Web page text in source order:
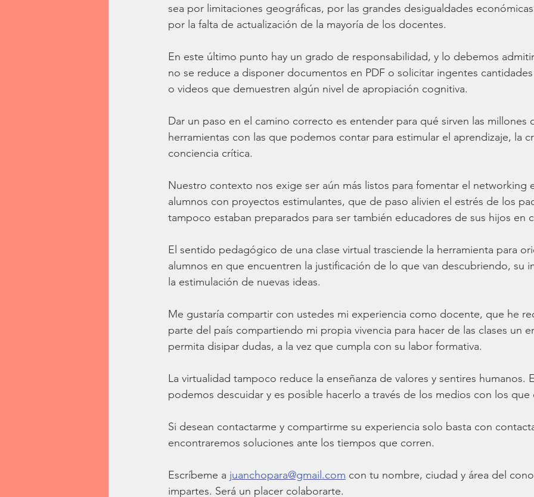
sea por limitaciones geográficas, por las grandes desigualdades
por la falta de actualización de la mayoría de los docentes.
En este último punto hay un grado de responsabilidad, y lo debemos
no se reduce a disponer documentos en PDF o solicitar ingentes
o videos que demuestren algún nivel de apropiación cognitiva.
Dar un paso en el camino correcto es entender para qué sirven las millones
herramientas con las que podemos contar para estimular el aprendizaje, la
conciencia crítica.
Nuestro contexto nos exige ser aún más listos para fomentar el networking
alumnos con proyectos estimulantes, que de paso alivien el estrés de los
tampoco estaban preparados para ser también educadores de sus hijos en
El sentido pedagógico de una clase virtual trasciende la herramienta para
alumnos en que encuentren la justificación de lo que van descubriendo, su
la estimulación de nuevas ideas.
Me gustaría compartir con ustedes mi experiencia como docente, que he
parte del país compartiendo mi propia vivencia para hacer de las clases un
permita disipar dudas, a la vez que cumpla con su labor formativa.
La virtualidad tampoco reduce la enseñanza de valores y sentires humanos.
podemos descuidar y es posible hacerlo a través de los medios con los que
Si desean contactarme y compartirme su experiencia solo basta con
encontraremos soluciones ante los tiempos que corren.
Escríbeme a juanchopara@gmail.com con tu nombre, ciudad y área del
impartes. Será un placer colaborarte.